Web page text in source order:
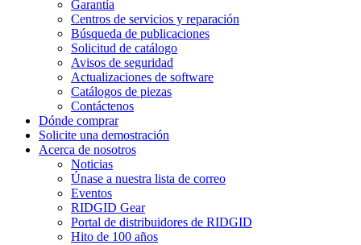
Garantía
Centros de servicios y reparación
Búsqueda de publicaciones
Solicitud de catálogo
Avisos de seguridad
Actualizaciones de software
Catálogos de piezas
Contáctenos
Dónde comprar
Solicite una demostración
Acerca de nosotros
Noticias
Únase a nuestra lista de correo
Eventos
RIDGID Gear
Portal de distribuidores de RIDGID
Hito de 100 años